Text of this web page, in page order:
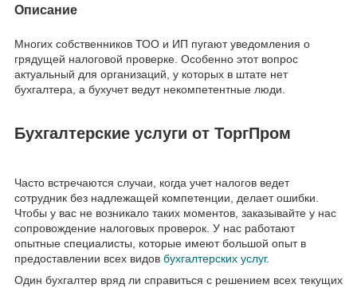
Описание
Многих собственников ТОО и ИП пугают уведомления о
грядущей налоговой проверке. Особенно этот вопрос
актуальный для организаций, у которых в штате нет
бухгалтера, а бухучет ведут некомпетентные люди.
Бухгалтерские услуги от ТоргПром
Часто встречаются случаи, когда учет налогов ведет
сотрудник без надлежащей компетенции, делает ошибки.
Чтобы у вас не возникало таких моментов, заказывайте у нас
сопровождение налоговых проверок. У нас работают
опытные специалисты, которые имеют большой опыт в
предоставлении всех видов бухгалтерских услуг.
Один бухгалтер вряд ли справиться с решением всех текущих